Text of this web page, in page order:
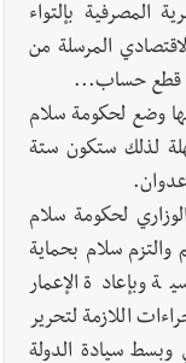
المصرفية بإلتواء
المرسلة من
قطع حساب...
وضع لحكومة سلام
لذلك ستكون ستة
عدوان.
لحكومة سلام
والتزم سلام بحماية
وبإعادة الإعمار
اللازمة لتحرير
وبسط سيادة الدولة